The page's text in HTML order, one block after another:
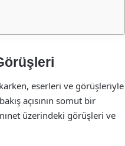
eserleri ve görüşleriyle
açısının somut bir
üzerindeki görüşleri ve